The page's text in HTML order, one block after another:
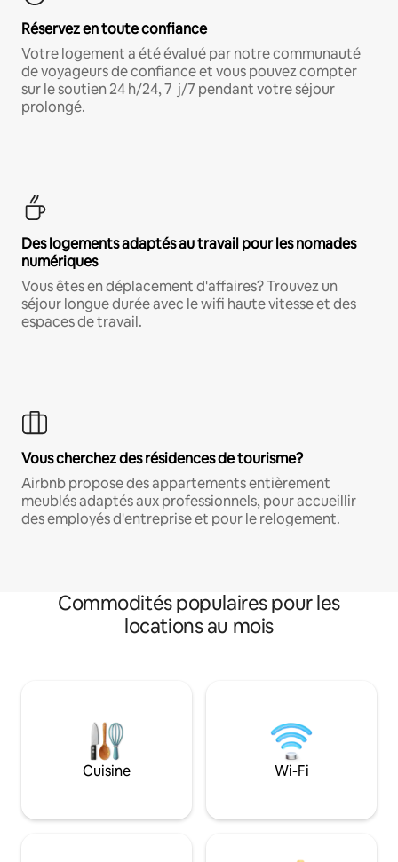
Réservez en toute confiance
Votre logement a été évalué par notre communauté
de voyageurs de confiance et vous pouvez compter
sur le soutien 24 h/24, 7 j/7 pendant votre séjour
prolongé.
Des logements adaptés au travail pour les nomades
numériques
Vous êtes en déplacement d'affaires? Trouvez un
séjour longue durée avec le wifi haute vitesse et des
espaces de travail.
Vous cherchez des résidences de tourisme?
Airbnb propose des appartements entièrement
meublés adaptés aux professionnels, pour accueillir
des employés d'entreprise et pour le relogement.
Commodités populaires pour les
locations au mois
Cuisine Wi-Fi